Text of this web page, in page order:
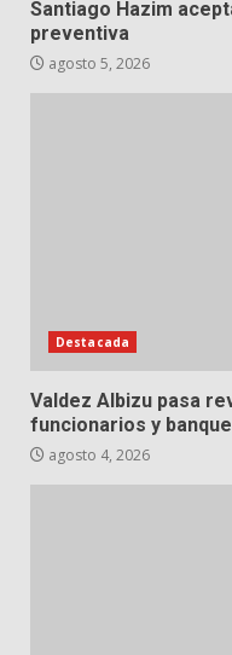
Santiago Hazim
preventiva
agosto 5, 2026
Destacada
Valdez Albizu pasa
funcionarios y
agosto 4, 2026